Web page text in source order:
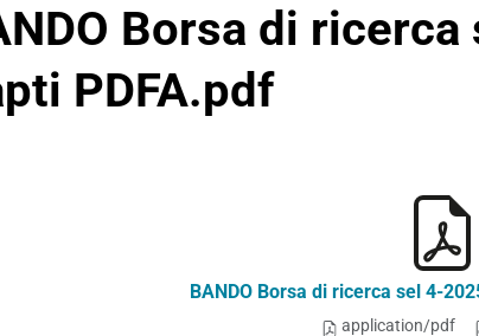
Borsa di
PDFA.pdf
BANDO Borsa di ricerca sel 4-
application/pdf